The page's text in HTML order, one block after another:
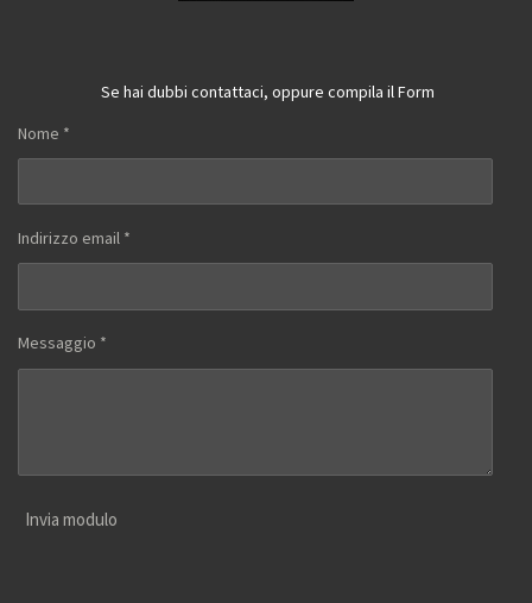
Se hai dubbi contattaci, oppure compila il Form
Nome *
Indirizzo email *
Messaggio *
Invia modulo